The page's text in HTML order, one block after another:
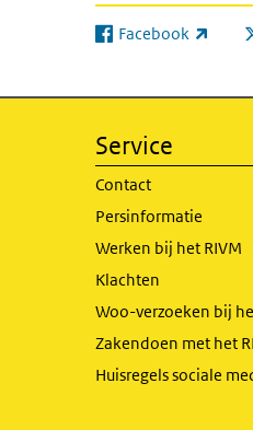
Facebook
(externe link)
Service
Contact
Persinformatie
Werken bij het RIVM
Klachten
Woo-verzoeken bij
Zakendoen met het
Huisregels sociale